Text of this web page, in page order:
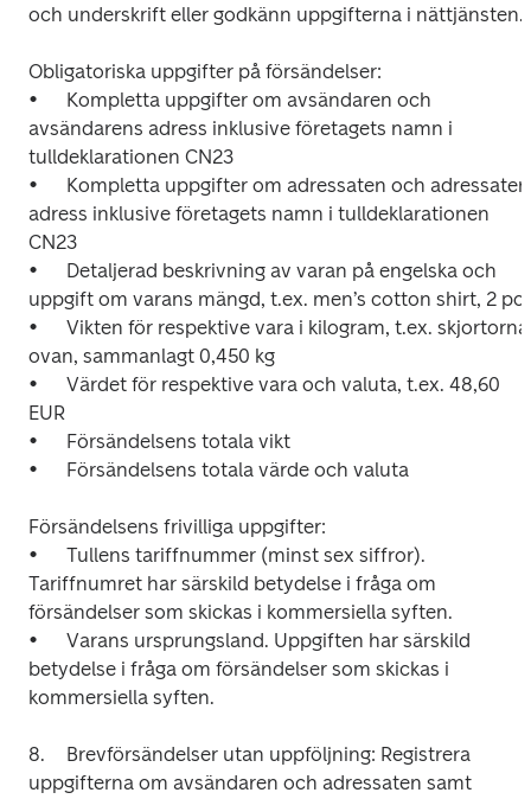
och underskrift eller godkänn uppgifterna i nättjänsten.
Obligatoriska uppgifter på försändelser:
•	Kompletta uppgifter om avsändaren och
avsändarens adress inklusive företagets namn i
tulldeklarationen CN23
•	Kompletta uppgifter om adressaten och adressatens
adress inklusive företagets namn i tulldeklarationen
CN23
•	Detaljerad beskrivning av varan på engelska och
uppgift om varans mängd, t.ex. men’s cotton shirt, 2
•	Vikten för respektive vara i kilogram, t.ex. skjortorna
ovan, sammanlagt 0,450 kg
•	Värdet för respektive vara och valuta, t.ex. 48,60
EUR
•	Försändelsens totala vikt
•	Försändelsens totala värde och valuta
Försändelsens frivilliga uppgifter:
•	Tullens tariffnummer (minst sex siffror).
Tariffnumret har särskild betydelse i fråga om
försändelser som skickas i kommersiella syften.
•	Varans ursprungsland. Uppgiften har särskild
betydelse i fråga om försändelser som skickas i
kommersiella syften.
8.	Brevförsändelser utan uppföljning: Registrera
uppgifterna om avsändaren och adressaten samt